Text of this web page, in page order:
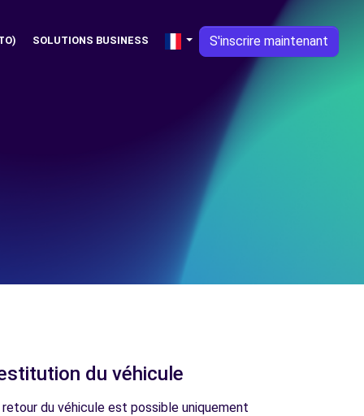
SOLUTIONS BUSINESS S'inscrire maintenant
du véhicule
du véhicule est possible uniquement